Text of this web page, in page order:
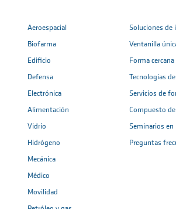
Aeroespacial
Biofarma
Edificio
Defensa
Electrónica
Alimentación
Vidrio
Hidrógeno
Mecánica
Médico
Movilidad
Soluciones de
Ventanilla
Forma cercana
Tecnologías
Servicios de
Compuesto
Seminarios en
Preguntas